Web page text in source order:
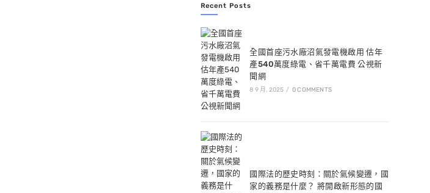
Recent Posts
全國首座污水廠沼氣發電機啟用 估年
產540萬度綠電、省千萬電費 公視新
聞網
8 9 月, 2025 / 0 COMMENTS
國際法的歷史時刻：關於氣候變遷，國
家的義務是什麼？ 將開啟新形態的國